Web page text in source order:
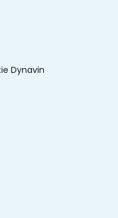
Dynavin